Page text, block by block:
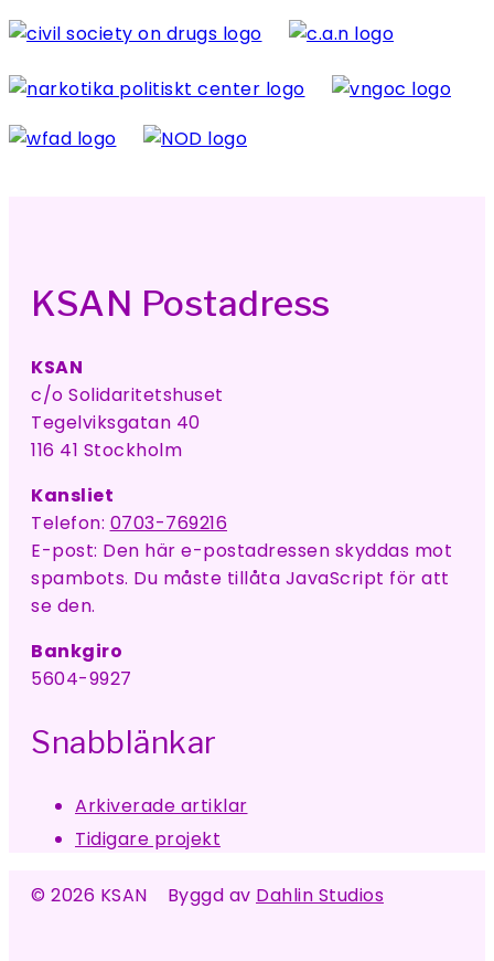
KSAN Postadress
KSAN
c/o Solidaritetshuset
Tegelviksgatan 40
116 41 Stockholm
Kansliet
Telefon: 0703-769216
E-post: Den här e-postadressen skyddas mot
spambots. Du måste tillåta JavaScript för att
se den.
Bankgiro
5604-9927
Snabblänkar
Arkiverade artiklar
Tidigare projekt
© 2026 KSAN Byggd av Dahlin Studios